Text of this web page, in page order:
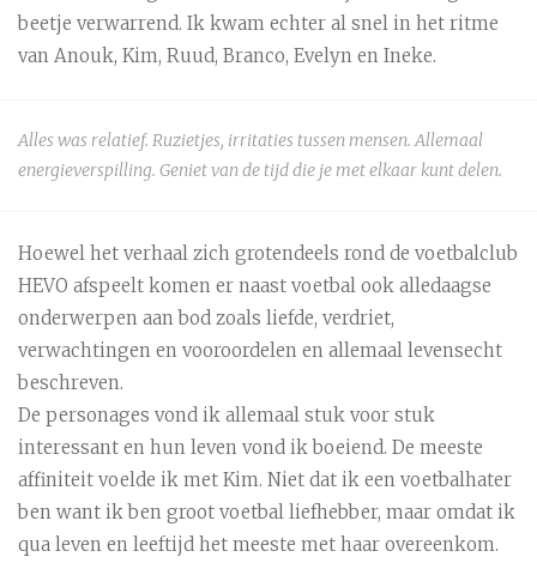
beetje verwarrend. Ik kwam echter al snel in het ritme
van Anouk, Kim, Ruud, Branco, Evelyn en Ineke.
Alles was relatief. Ruzietjes, irritaties tussen mensen. Allemaal
energieverspilling. Geniet van de tijd die je met elkaar kunt delen.
Hoewel het verhaal zich grotendeels rond de voetbalclub
HEVO afspeelt komen er naast voetbal ook alledaagse
onderwerpen aan bod zoals liefde, verdriet,
verwachtingen en vooroordelen en allemaal levensecht
beschreven.
De personages vond ik allemaal stuk voor stuk
interessant en hun leven vond ik boeiend. De meeste
affiniteit voelde ik met Kim. Niet dat ik een voetbalhater
ben want ik ben groot voetbal liefhebber, maar omdat ik
qua leven en leeftijd het meeste met haar overeenkom.